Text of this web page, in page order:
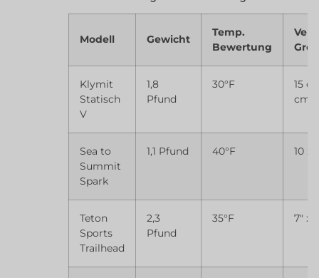
Modell Gewicht
Temp.
Bewertung
Klymit
Statisch
V
1,8
Pfund
30°F
15
cm
Sea to
Summit
Spark
1,1 Pfund 40°F 10 x
Teton
Sports
Trailhead
2,3
Pfund
35°F 7″ x